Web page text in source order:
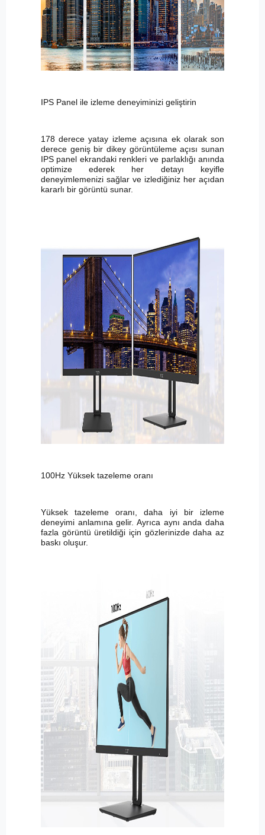
IPS Panel ile izleme deneyiminizi geliştirin
178 derece yatay izleme açısına ek olarak son
derece geniş bir dikey görüntüleme açısı sunan
IPS panel ekrandaki renkleri ve parlaklığı anında
optimize ederek her detayı keyifle
deneyimlemenizi sağlar ve izlediğiniz her açıdan
kararlı bir görüntü sunar.
100Hz Yüksek tazeleme oranı
Yüksek tazeleme oranı, daha iyi bir izleme
deneyimi anlamına gelir. Ayrıca aynı anda daha
fazla görüntü üretildiği için gözlerinizde daha az
baskı oluşur.